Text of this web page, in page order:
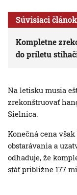
Súvisiaci článok
Kompletne
do príletu
Na letisku musia
zrekonštruovať
Sielnica.
Konečná cena
obstarávania a
odhaduje, že
stáť približne 177